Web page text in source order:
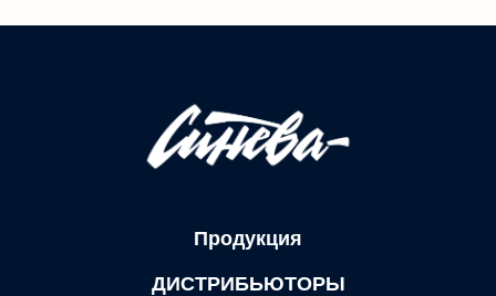
Продукция
ДИСТРИБЬЮТОРЫ